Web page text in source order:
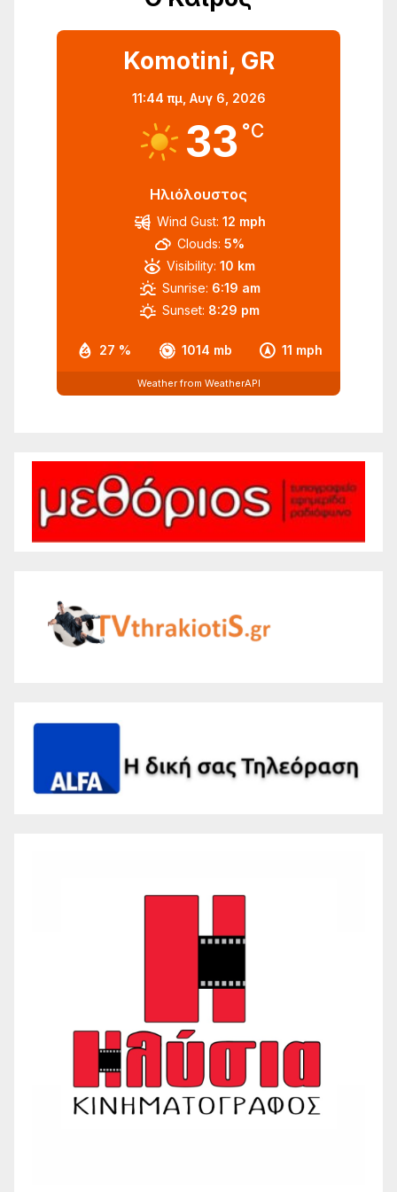
Komotini, GR
11:44 πμ, Αυγ 6, 2026
33 °C
Ηλιόλουστος
27 % 1014 mb 11 mph
Wind Gust: 12 mph
Clouds: 5%
Visibility: 10 km
Sunrise: 6:19 am
Sunset: 8:29 pm
Weather from WeatherAPI